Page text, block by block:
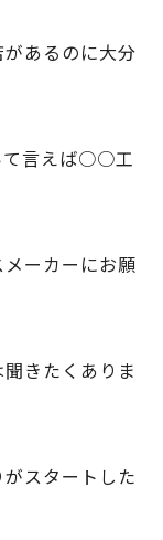
があるのに大分
て言えば○○工
メーカーにお願
きたくありま
スタートした